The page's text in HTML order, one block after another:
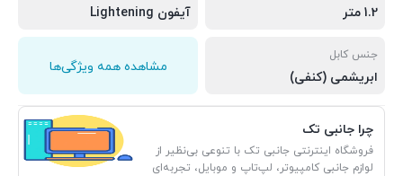
1.2 متر آیفون Lightening
جنس کابل
ابریشمی (کنفی)
مشاهده همه ویژگی‌ها
چرا جانبی تک
فروشگاه اینترنتی جانبی تک با تنوعی بی‌نظیر از
لوازم جانبی کامپیوتر، لپ‌تاپ و موبایل، تجربه‌ای